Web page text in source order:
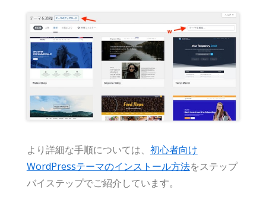
より詳細な手順については、 初心者向け
WordPressテーマのインストール方法をステップ
バイステップでご紹介しています。